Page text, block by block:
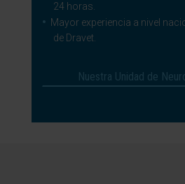
24 horas.
Mayor experiencia a nivel
de Dravet.
Nuestra Unidad de